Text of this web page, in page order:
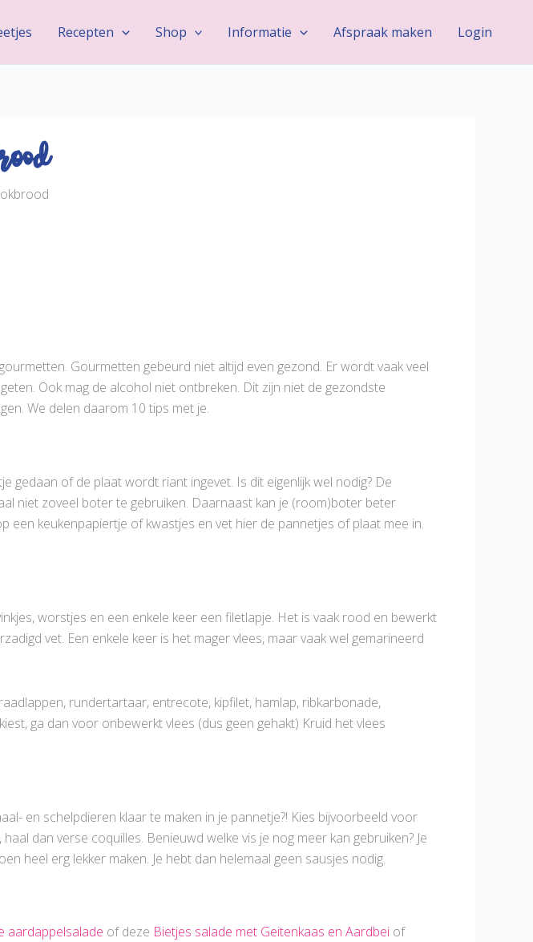
Recepten Shop Informatie Afspraak maken Login
Gourmetten gebeurd niet altijd even gezond. Er wordt vaak veel
Ook mag de alcohol niet ontbreken. Dit zijn niet de gezondste
We delen daarom 10 tips met je.
of de plaat wordt riant ingevet. Is dit eigenlijk wel nodig? De
niet zoveel boter te gebruiken. Daarnaast kan je (room)boter beter
keukenpapiertje of kwastjes en vet hier de pannetjes of plaat mee in.
worstjes en een enkele keer een filetlapje. Het is vaak rood en bewerkt
vet. Een enkele keer is het mager vlees, maar vaak wel gemarineerd
rundertartaar, entrecote, kipfilet, hamlap, ribkarbonade,
ga dan voor onbewerkt vlees (dus geen gehakt) Kruid het vlees
en schelpdieren klaar te maken in je pannetje?! Kies bijvoorbeeld voor
dan verse coquilles. Benieuwd welke vis je nog meer kan gebruiken? Je
heel erg lekker maken. Je hebt dan helemaal geen sausjes nodig.
aardappelsalade of deze Bietjes salade met Geitenkaas en Aardbei of